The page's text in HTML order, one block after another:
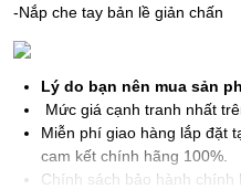
-Nắp che tay bản lề giản chấn
Lý do bạn nên mua sản
Mức giá cạnh tranh nhất
Miễn phí giao hàng lắp đặt
cam kết chính hãng 100%.
Chính sách bảo hành chính